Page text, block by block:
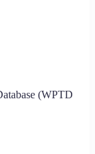
(WPTD